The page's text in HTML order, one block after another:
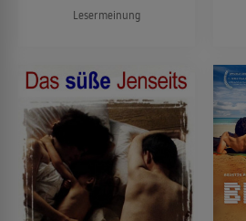
Lesermeinung